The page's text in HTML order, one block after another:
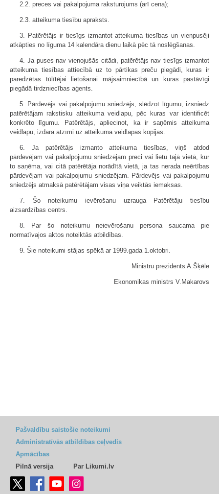
2.2. preces vai pakalpojuma raksturojums (arī cena);
2.3. atteikuma tiesību apraksts.
3. Patērētājs ir tiesīgs izmantot atteikuma tiesības un vienpusēji
atkāpties no līguma 14 kalendāra dienu laikā pēc tā noslēgšanas.
4. Ja puses nav vienojušās citādi, patērētājs nav tiesīgs izmantot
atteikuma tiesības attiecībā uz to pārtikas preču piegādi, kuras ir
paredzētas tūlītējai lietošanai mājsaimniecībā un kuras pastāvīgi
piegādā tirdzniecības aģents.
5. Pārdevējs vai pakalpojumu sniedzējs, slēdzot līgumu, izsniedz
patērētājam rakstisku atteikuma veidlapu, pēc kuras var identificēt
konkrēto līgumu. Patērētājs, apliecinot, ka ir saņēmis atteikuma
veidlapu, izdara atzīmi uz atteikuma veidlapas kopijas.
6. Ja patērētājs izmanto atteikuma tiesības, viņš atdod
pārdevējam vai pakalpojumu sniedzējam preci vai lietu tajā vietā, kur
to saņēma, vai citā patērētāja norādītā vietā, ja tas nerada neērtības
pārdevējam vai pakalpojumu sniedzējam. Pārdevējs vai pakalpojumu
sniedzējs atmaksā patērētājam visas viņa veiktās iemaksas.
7. Šo noteikumu ievērošanu uzrauga Patērētāju tiesību
aizsardzības centrs.
8. Par šo noteikumu neievērošanu persona saucama pie
normatīvajos aktos noteiktās atbildības.
9. Šie noteikumi stājas spēkā ar 1999.gada 1.oktobri.
Ministru prezidents A.Šķēle
Ekonomikas ministrs V.Makarovs
Pašvaldību saistošie noteikumi
Administratīvās atbildības ceļvedis
Apmācības
Pilnā versija
Par Likumi.lv